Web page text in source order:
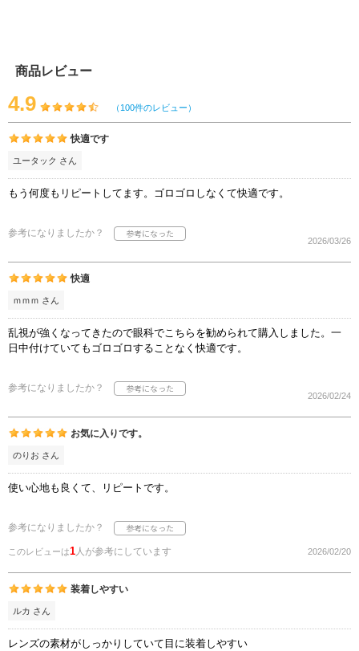
商品レビュー
4.9 （100件のレビュー）
快適です
ユータック さん
もう何度もリピートしてます。ゴロゴロしなくて快適です。
参考になりましたか？
2026/03/26
快適
ｍｍｍ さん
乱視が強くなってきたので眼科でこちらを勧められて購入しました。一
日中付けていてもゴロゴロすることなく快適です。
参考になりましたか？
2026/02/24
お気に入りです。
のりお さん
使い心地も良くて、リピートです。
参考になりましたか？
このレビューは1人が参考にしています 2026/02/20
装着しやすい
ルカ さん
レンズの素材がしっかりしていて目に装着しやすい